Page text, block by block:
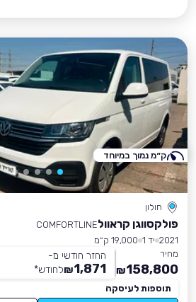
חולון
פולקסווגן קראוולCOMFORTLINE
2021 יד 1
19,000 ק״מ
מחיר
158,800
₪
החזר חודשי מ-
1,871
₪לחודש*
תוספות לעיסקה
ק״מ נמוך במיוחד